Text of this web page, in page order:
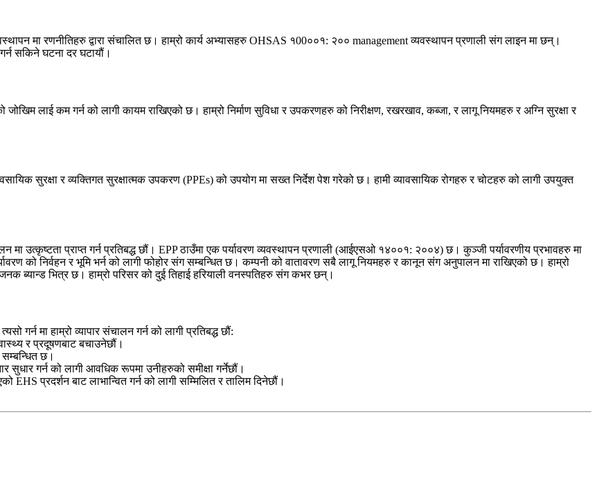
मा रणनीतिहरु द्वारा संचालित छ। हाम्रो कार्य अभ्यासहरु OHSAS १00००१: २०० management व्यवस्थापन प्रणाली संग लाइन मा छन्।
सकिने घटना दर घटायौं।
जोखिम लाई कम गर्न को लागी कायम राखिएको छ। हाम्रो निर्माण सुविधा र उपकरणहरु को निरीक्षण, रखरखाव, कब्जा, र लागू नियमहरु र अग्नि सुरक्षा र
सुरक्षा र व्यक्तिगत सुरक्षात्मक उपकरण (PPEs) को उपयोग मा सख्त निर्देश पेश गरेको छ। हामी व्यावसायिक रोगहरु र चोटहरु को लागी उपयुक्त
मा उत्कृष्टता प्राप्त गर्न प्रतिबद्ध छौं। EPP ठाउँमा एक पर्यावरण व्यवस्थापन प्रणाली (आईएसओ १४००१: २००४) छ। कुञ्जी पर्यावरणीय प्रभावहरु मा
को निर्वहन र भूमि भर्न को लागी फोहोर संग सम्बन्धित छ। कम्पनी को वातावरण सबै लागू नियमहरु र कानून संग अनुपालन मा राखिएको छ। हाम्रो
ब्यान्ड भित्र छ। हाम्रो परिसर को दुई तिहाई हरियाली वनस्पतिहरु संग कभर छन्।
गर्न मा हाम्रो व्यापार संचालन गर्न को लागी प्रतिबद्ध छौं:
र प्रदूषणबाट बचाउनेछौं।
छ।
सुधार गर्न को लागी आवधिक रूपमा उनीहरुको समीक्षा गर्नेछौं।
प्रदर्शन बाट लाभान्वित गर्न को लागी सम्मिलित र तालिम दिनेछौं।